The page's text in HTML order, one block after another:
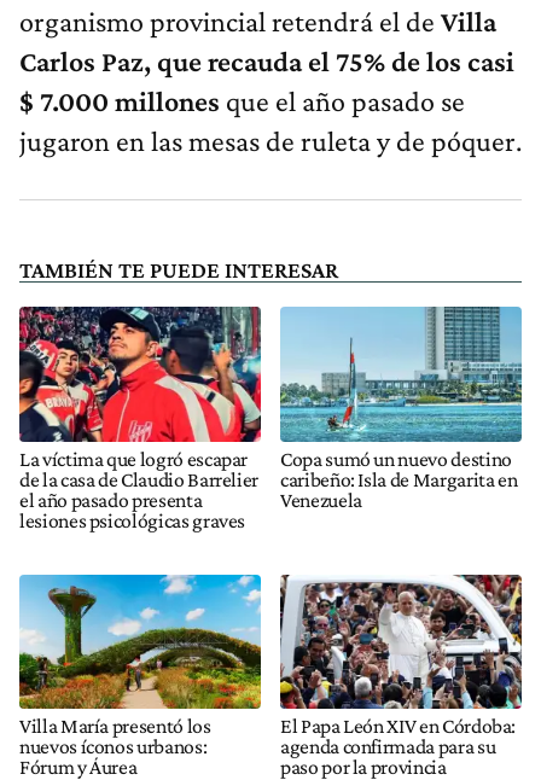
organismo provincial retendrá el de Villa
Carlos Paz, que recauda el 75% de los casi
$ 7.000 millones que el año pasado se
jugaron en las mesas de ruleta y de póquer.
TAMBIÉN TE PUEDE INTERESAR
La víctima que logró escapar
de la casa de Claudio Barrelier
el año pasado presenta
lesiones psicológicas graves
Copa sumó un nuevo destino
caribeño: Isla de Margarita en
Venezuela
Villa María presentó los
nuevos íconos urbanos:
Fórum y Áurea
El Papa León XIV en Córdoba:
agenda confirmada para su
paso por la provincia